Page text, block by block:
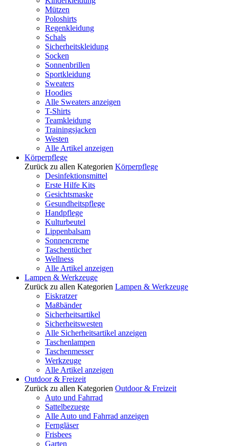
Mützen
Poloshirts
Regenkleidung
Schals
Sicherheitskleidung
Socken
Sonnenbrillen
Sportkleidung
Sweaters
Hoodies
Alle Sweaters anzeigen
T-Shirts
Teamkleidung
Trainingsjacken
Westen
Alle Artikel anzeigen
Körperpflege
Zurück zu allen Kategorien Körperpflege
Desinfektionsmittel
Erste Hilfe Kits
Gesichtsmaske
Gesundheitspflege
Handpflege
Kulturbeutel
Lippenbalsam
Sonnencreme
Taschentücher
Wellness
Alle Artikel anzeigen
Lampen & Werkzeuge
Zurück zu allen Kategorien Lampen & Werkzeuge
Eiskratzer
Maßbänder
Sicherheitsartikel
Sicherheitswesten
Alle Sicherheitsartikel anzeigen
Taschenlampen
Taschenmesser
Werkzeuge
Alle Artikel anzeigen
Outdoor & Freizeit
Zurück zu allen Kategorien Outdoor & Freizeit
Auto und Fahrrad
Sattelbezuege
Alle Auto und Fahrrad anzeigen
Ferngläser
Frisbees
Garten